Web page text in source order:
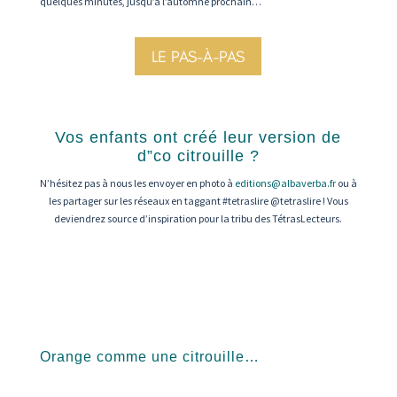
LE PAS-À-PAS
Vos enfants ont créé leur version de
d”co citrouille ?
N’hésitez pas à nous les envoyer en photo à editions@albaverba.frou à
les partager sur les réseaux en taggant #tetraslire @tetraslire ! Vous
deviendrez source d’inspiration pour la tribu des TétrasLecteurs.
Orange comme une citrouille…